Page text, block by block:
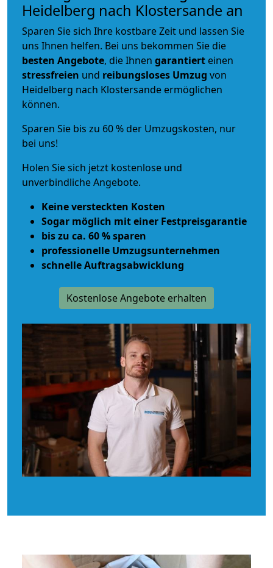
Heidelberg nach Klostersande an
Sparen Sie sich Ihre kostbare Zeit und lassen Sie
uns Ihnen helfen. Bei uns bekommen Sie die
besten Angebote, die Ihnen garantiert einen
stressfreien und reibungsloses Umzug von
Heidelberg nach Klostersande ermöglichen
können.
Sparen Sie bis zu 60 % der Umzugskosten, nur
bei uns!
Holen Sie sich jetzt kostenlose und
unverbindliche Angebote.
Keine versteckten Kosten
Sogar möglich mit einer Festpreisgarantie
bis zu ca. 60 % sparen
professionelle Umzugsunternehmen
schnelle Auftragsabwicklung
Kostenlose Angebote erhalten